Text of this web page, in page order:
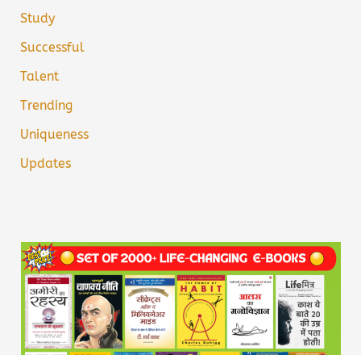
Study
Successful
Talent
Trending
Uniqueness
Updates